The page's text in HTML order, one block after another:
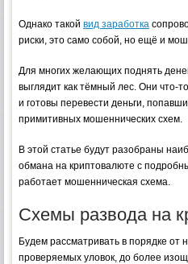
Однако такой вид заработка
риски, это само собой, но ещё и
Для многих желающих поднять
выглядит как тёмный лес. Они что-
и готовы перевести деньги,
примитивных мошеннических схем.
В этой статье будут разобраны
обмана на криптовалюте с
работает мошенническая схема.
Схемы развода на
Будем рассматривать в порядке от
проверяемых уловок, до более